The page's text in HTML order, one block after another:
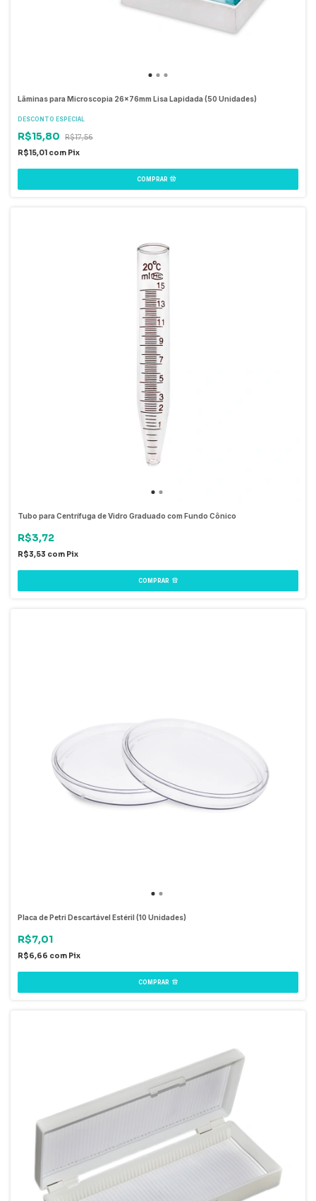
Lâminas para Microscopia 26x76mm Lisa Lapidada (50 Unidades)
DESCONTO ESPECIAL
R$15,80
R$17,56
R$15,01 com Pix
Tubo para Centrífuga de Vidro Graduado com Fundo Cônico
R$3,72
R$3,53 com Pix
COMPRAR
Placa de Petri Descartável Estéril (10 Unidades)
R$7,01
R$6,66 com Pix
COMPRAR